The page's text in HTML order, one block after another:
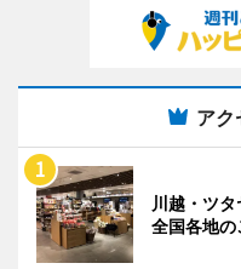
アク
川越・ツ
全国各地